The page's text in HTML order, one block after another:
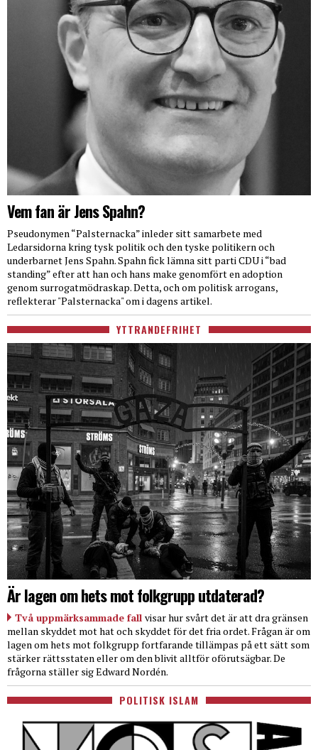
Vem fan är Jens Spahn?
Pseudonymen “Palsternacka” inleder sitt samarbete med
Ledarsidorna kring tysk politik och den tyske politikern och
underbarnet Jens Spahn. Spahn fick lämna sitt parti CDU i “bad
standing” efter att han och hans make genomfört en adoption
genom surrogatmödraskap. Detta, och om politisk arrogans,
reflekterar "Palsternacka" om i dagens artikel.
YTTRANDEFRIHET
Är lagen om hets mot folkgrupp utdaterad?
Två uppmärksammade fall visar hur svårt det är att dra gränsen
mellan skyddet mot hat och skyddet för det fria ordet. Frågan är om
lagen om hets mot folkgrupp fortfarande tillämpas på ett sätt som
stärker rättsstaten eller om den blivit alltför oförutsägbar. De
frågorna ställer sig Edward Nordén.
POLITISK ISLAM